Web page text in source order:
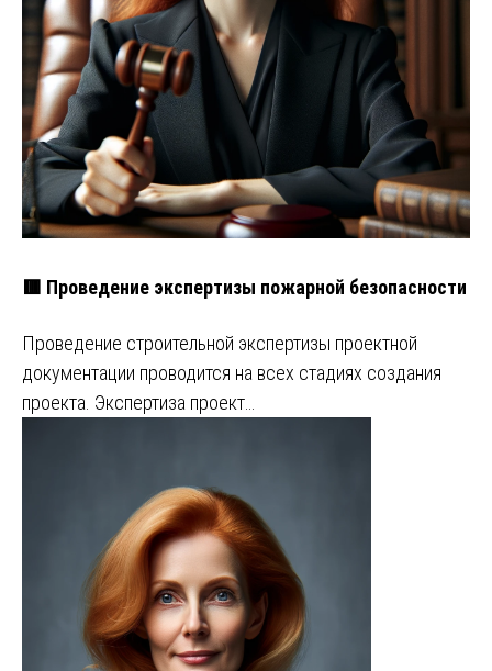
🟥 Проведение экспертизы пожарной безопасности
Проведение строительной экспертизы проектной
документации проводится на всех стадиях создания
проекта. Экспертиза проект…